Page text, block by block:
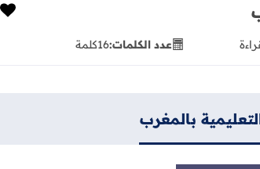
عدد الكلمات:16كلمة
بالمغرب